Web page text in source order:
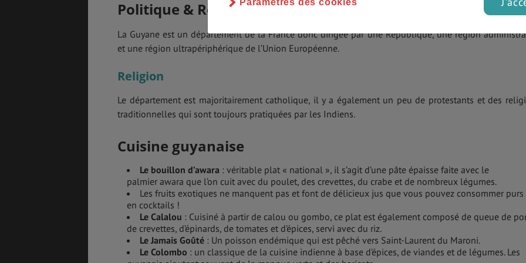
Politique & Religion
La Guyane est un département de la France donc dirigée par une République, une région
et une région ultrapériphérique de l’Union Européenne.
Religion
Le département est majoritairement catholique, il y a également un peu de protestants et des
traditionnelles qui sont toujours pratiquées par les Indiens.
Cuisine guyanaise
Le bouillon d’awara : véritable plat « national », il s’agit d’une pâte épaisse faite avec le
palmier awara que l’on cuit avec du poulet, des crevettes, du crabe et de nombreux légumes.
Les fruits exotiques ne manquent pas et font de délicieux jus que vous pouvez consommer purs
en cocktails !
Le Calalou : Cuisiné à partir de calou ou gombo, ce plat est également composé de queue de
de crevettes, d’épinards, de tomates et d’épices, servi avec du riz.
Le Jamais Goûté : Un poisson endémique qui est pêché vers Saint-Laurent du Maroni.
Le Colombo : un classique de la cuisine indienne à base d’épices, de viandes et de légumes. Les